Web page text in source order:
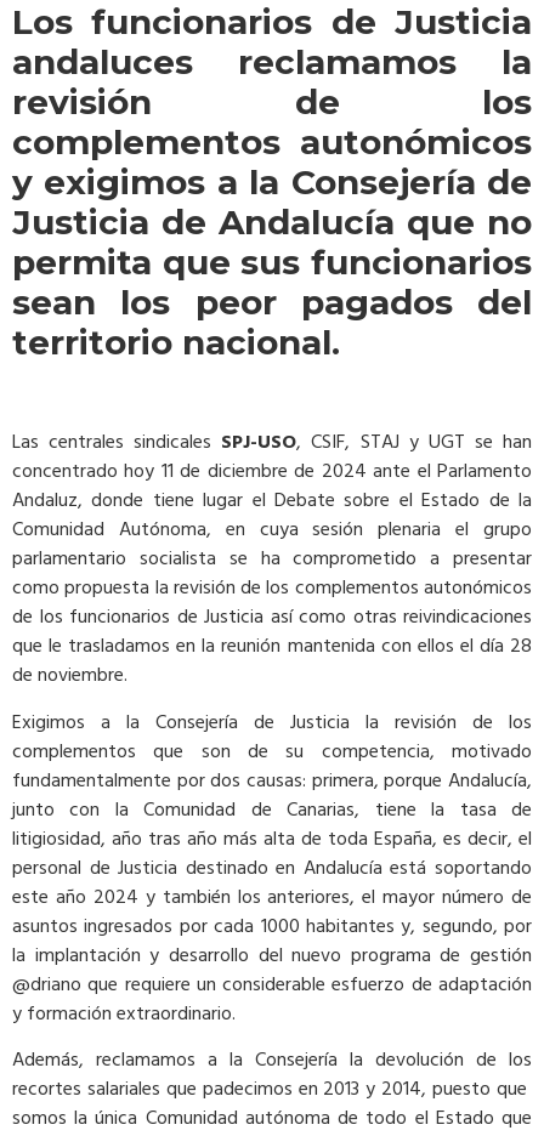
Los funcionarios de Justicia
andaluces reclamamos la
revisión de los
complementos autonómicos
y exigimos a la Consejería de
Justicia de Andalucía que no
permita que sus funcionarios
sean los peor pagados del
territorio nacional.
Las centrales sindicales SPJ-USO, CSIF, STAJ y UGT se han
concentrado hoy 11 de diciembre de 2024 ante el Parlamento
Andaluz, donde tiene lugar el Debate sobre el Estado de la
Comunidad Autónoma, en cuya sesión plenaria el grupo
parlamentario socialista se ha comprometido a presentar
como propuesta la revisión de los complementos autonómicos
de los funcionarios de Justicia así como otras reivindicaciones
que le trasladamos en la reunión mantenida con ellos el día 28
de noviembre.
Exigimos a la Consejería de Justicia la revisión de los
complementos que son de su competencia, motivado
fundamentalmente por dos causas: primera, porque Andalucía,
junto con la Comunidad de Canarias, tiene la tasa de
litigiosidad, año tras año más alta de toda España, es decir, el
personal de Justicia destinado en Andalucía está soportando
este año 2024 y también los anteriores, el mayor número de
asuntos ingresados por cada 1000 habitantes y, segundo, por
la implantación y desarrollo del nuevo programa de gestión
@driano que requiere un considerable esfuerzo de adaptación
y formación extraordinario.
Además, reclamamos a la Consejería la devolución de los
recortes salariales que padecimos en 2013 y 2014, puesto que
somos la única Comunidad autónoma de todo el Estado que